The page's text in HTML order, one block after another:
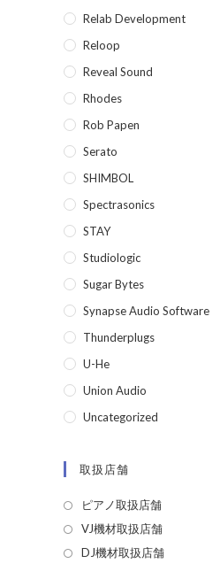
Relab Development
Reloop
Reveal Sound
Rhodes
Rob Papen
Serato
SHIMBOL
Spectrasonics
STAY
Studiologic
Sugar Bytes
Synapse Audio Software
Thunderplugs
U-He
Union Audio
Uncategorized
取扱店舗
ピアノ取扱店舗
VJ機材取扱店舗
DJ機材取扱店舗